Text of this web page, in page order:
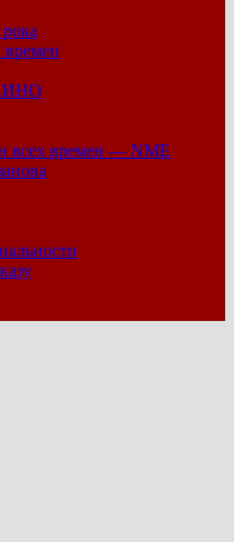
времен
всех времен — NME